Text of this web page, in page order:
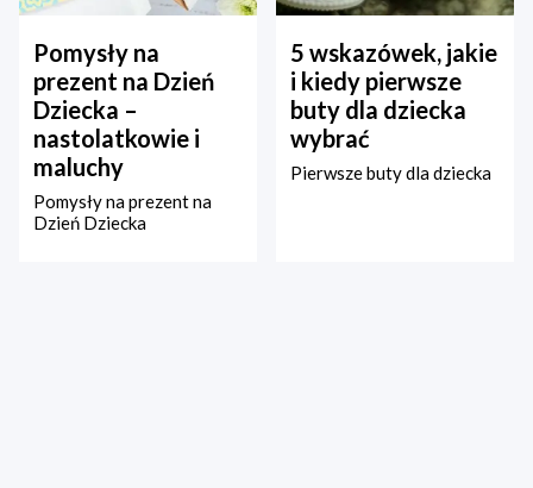
Pomysły na
prezent na Dzień
Dziecka –
nastolatkowie i
maluchy
Pomysły na prezent na
Dzień Dziecka
5 wskazówek, jakie
i kiedy pierwsze
buty dla dziecka
wybrać
Pierwsze buty dla dziecka